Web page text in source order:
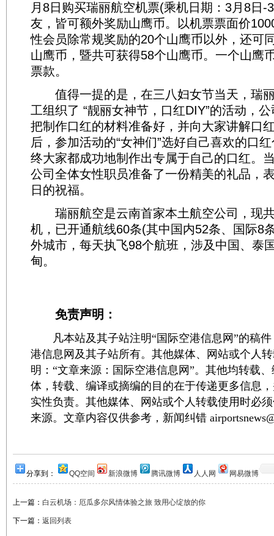
月8日购买瑞丽航空机票(乘机日期：3月8日-
友，皆可额外奖励山鹰币。以机票票面价
性会员除常规奖励的20个山鹰币以外，还可
山鹰币，暨共可获得58个山鹰币。一个山鹰
票款。
值得一提的是，在三八妇女节当天，瑞
工组织了 “靓丽女神节，口红DIY”的活动，
把制作口红的材料准备好，并向大家讲解口
后，参加活动的“女神们”选好自己喜欢的口
终大家都成功地制作出专属于自己的口红。
公司全体女性职员准备了一份精美的礼品，
日的祝福。
瑞丽航空是云南首家本土航空公司，现
机，已开通航线60条(其中国内52条、国际8
外城市，每天执飞98个航班，涉及中国、泰
甸。
免责声明：
凡本站及其子站注明“国际空港信息网”的稿件
港信息网及其子站所有。其他媒体、网站或个人
明：“文章来源：国际空港信息网”。其他均转载
体，转载、编译或摘编的目的在于传递更多信息
实性负责。其他媒体、网站或个人转载使用时必
来源。文章内容仅供参考，新闻纠错
分享到： QQ空间 新浪微博 腾讯微博 人人网 网易微博
上一篇： 白云机场：厄瓜多尔风情体验之旅 致用心绽放的你
下一篇： 返回列表